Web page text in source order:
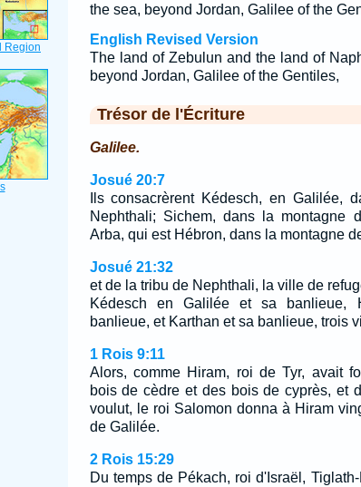
the sea, beyond Jordan, Galilee of the
English Revised Version
The land of Zebulun and the land of
beyond Jordan, Galilee of the Gentiles,
Trésor de l'Écriture
Galilee.
Josué 20:7
Ils consacrèrent Kédesch, en Galilée,
Nephthali; Sichem, dans la montagne
Arba, qui est Hébron, dans la montagne
Josué 21:32
et de la tribu de Nephthali, la ville de
Kédesch en Galilée et sa banlieue,
banlieue, et Karthan et sa banlieue, trois
1 Rois 9:11
Alors, comme Hiram, roi de Tyr, avait
bois de cèdre et des bois de cyprès, et
voulut, le roi Salomon donna à Hiram
de Galilée.
2 Rois 15:29
Du temps de Pékach, roi d'Israël,